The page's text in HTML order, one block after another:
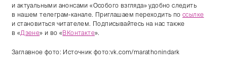
и актуальными анонсами «Особого взгляда» удобно следить
в нашем телеграм-канале. Приглашаем переходить по ссылке
и становиться читателем. Подписывайтесь на нас также
в «Дзене» и во «ВКонтакте».
Заглавное фото: Источник фото:vk.com/marathonindark